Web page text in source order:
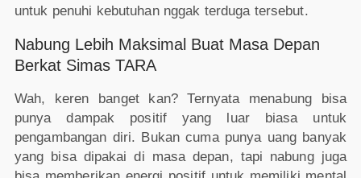
untuk penuhi kebutuhan nggak terduga tersebut.
Nabung Lebih Maksimal Buat Masa Depan
Berkat Simas TARA
Wah, keren banget kan? Ternyata menabung bisa
punya dampak positif yang luar biasa untuk
pengambangan diri. Bukan cuma punya uang banyak
yang bisa dipakai di masa depan, tapi nabung juga